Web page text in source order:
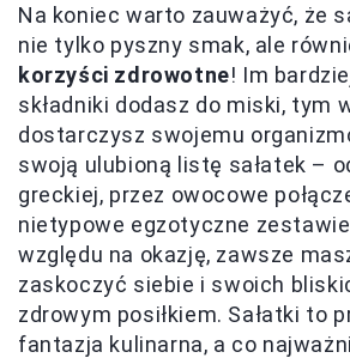
Na koniec warto zauważyć, że
nie tylko pyszny smak, ale
korzyści zdrowotne! Im
składniki dodasz do miski, tym
dostarczysz swojemu
swoją ulubioną listę sałatek –
greckiej, przez owocowe
nietypowe egzotyczne
względu na okazję, zawsze
zaskoczyć siebie i swoich
zdrowym posiłkiem. Sałatki to
fantazja kulinarna, a co